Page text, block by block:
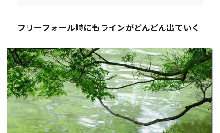
フリーフォール時にもラインがどんどん出ていく